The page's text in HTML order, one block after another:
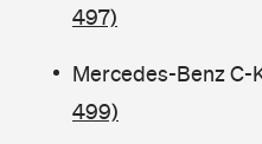
497)
Mercedes-Benz C-
499)